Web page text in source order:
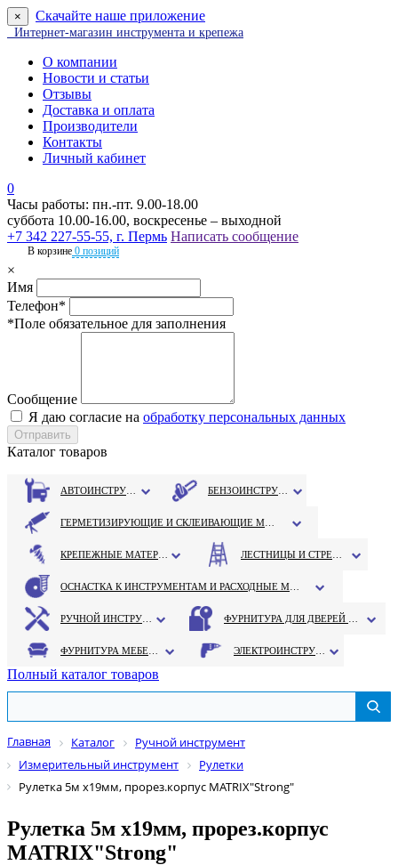
× Скачайте наше приложение
Интернет-магазин инструмента и крепежа
О компании
Новости и статьи
Отзывы
Доставка и оплата
Производители
Контакты
Личный кабинет
0
Часы работы: пн.-пт. 9.00-18.00
суббота 10.00-16.00, воскресенье – выходной
+7 342 227-55-55, г. Пермь Написать сообщение
В корзине 0 позиций
×
Имя
Телефон*
*Поле обязательное для заполнения
Сообщение
Я даю согласие на обработку персональных данных
Каталог товаров
Полный каталог товаров
Главная Каталог
Ручной инструмент
Измерительный инструмент
Рулетки
Рулетка 5м х19мм, прорез.корпус MATRIX"Strong"
Рулетка 5м х19мм, прорез.корпус
MATRIX"Strong"